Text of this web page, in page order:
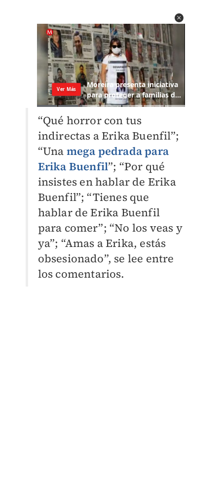
“Qué horror con tus
indirectas a Erika Buenfil”;
“Una mega pedrada para
Erika Buenfil”; “Por qué
insistes en hablar de Erika
Buenfil”; “Tienes que
hablar de Erika Buenfil
para comer”; “No los veas y
ya”; “Amas a Erika, estás
obsesionado”, se lee entre
los comentarios.